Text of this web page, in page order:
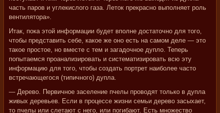
часть паров и углекислого газа. Леток прекрасно выполняет роль
вентилятора».
Итак, пока этой информации будет вполне достаточно для того,
чтобы представить себе, какое же оно есть на самом деле — это
такое простое, но вместе с тем и загадочное дупло. Теперь
попытаемся проанализировать и систематизировать всю эту
информацию для того, чтобы создать портрет наиболее часто
встречающегося (типичного) дупла.
— Дерево. Первичное заселение пчелы проводят только в дупла
живых деревьев. Если в процессе жизни семьи дерево засыхает,
то пчелы или слетают с него, или погибают. Есть множество